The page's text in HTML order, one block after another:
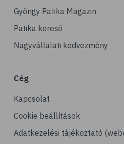
Gyöngy Patika Magazin
Patika kereső
Nagyvállalati kedvezmény
Cég
Kapcsolat
Cookie beállítások
Adatkezelési tájékoztató